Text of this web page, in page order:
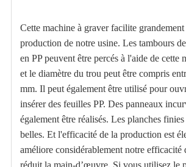
Cette machine à graver facilite
production de notre usine. Les tambours
en PP peuvent être percés à l'aide de cette
et le diamètre du trou peut être compris
mm. Il peut également être utilisé pour
insérer des feuilles PP. Des panneaux
également être réalisés. Les planches
belles. Et l'efficacité de la production est
améliore considérablement notre efficacité
réduit la main-d’œuvre. Si vous utilisez le